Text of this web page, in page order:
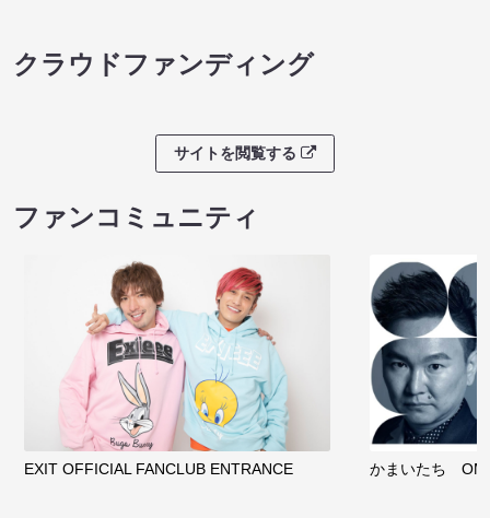
クラウドファンディング
サイトを閲覧する
ファンコミュニティ
EXIT OFFICIAL FANCLUB ENTRANCE かまいたち